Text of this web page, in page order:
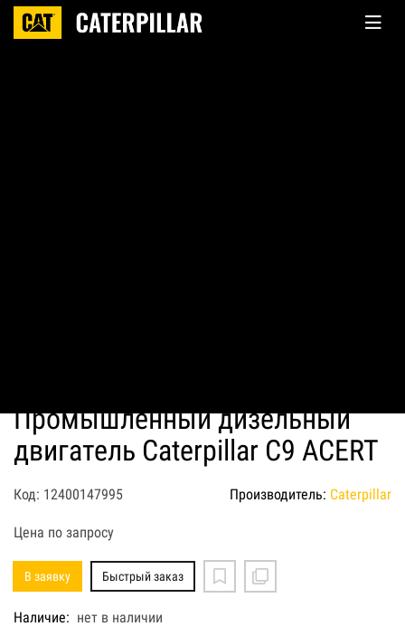
Промышленный дизельный
двигатель Caterpillar C9 ACERT
Код: 12400147995 Производитель: Caterpillar
Цена по запросу
В заявку Быстрый заказ
Наличие: нет в наличии